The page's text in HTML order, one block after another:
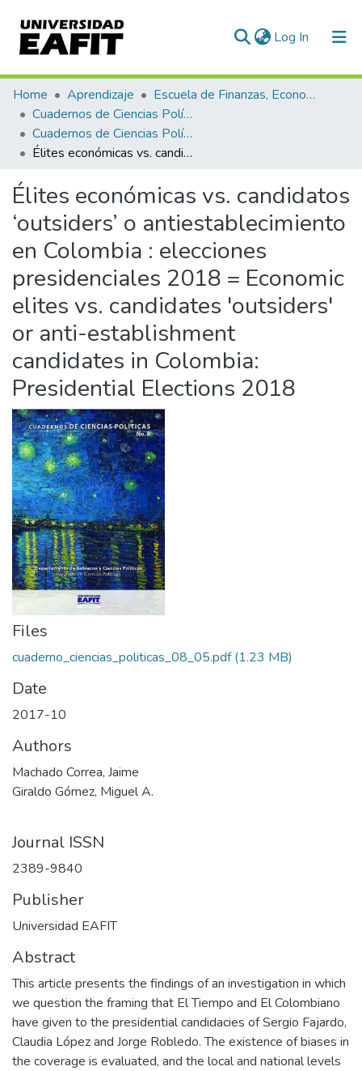
Log In (current)
Communities & Collections
All of DSpace
Statistics
Home Aprendizaje
Escuela de Finanzas, Economía y Gobierno
Cuadernos de Ciencias Políticas
Cuadernos de Ciencias Políticas, Núm. 08 (2017)
Élites económicas vs. candidatos ‘outsiders’ o antiestablecimiento en Colombia : elecciones presidenciales 2018 = Economic elites vs. candidates 'outsiders' or anti-establishment candidates in Colombia: Presidential Elections 2018
Élites económicas vs. candidatos
‘outsiders’ o antiestablecimiento
en Colombia : elecciones
presidenciales 2018 = Economic
elites vs. candidates 'outsiders'
or anti-establishment
candidates in Colombia:
Presidential Elections 2018
Files
cuaderno_ciencias_politicas_08_05.pdf(1.23 MB)
Date
2017-10
Authors
Machado Correa, Jaime
Giraldo Gómez, Miguel A.
Journal ISSN
2389-9840
Publisher
Universidad EAFIT
Abstract
This article presents the findings of an investigation in which
we question the framing that El Tiempo and El Colombiano
have given to the presidential candidacies of Sergio Fajardo,
Claudia López and Jorge Robledo. The existence of biases in
the coverage is evaluated, and the local and national levels